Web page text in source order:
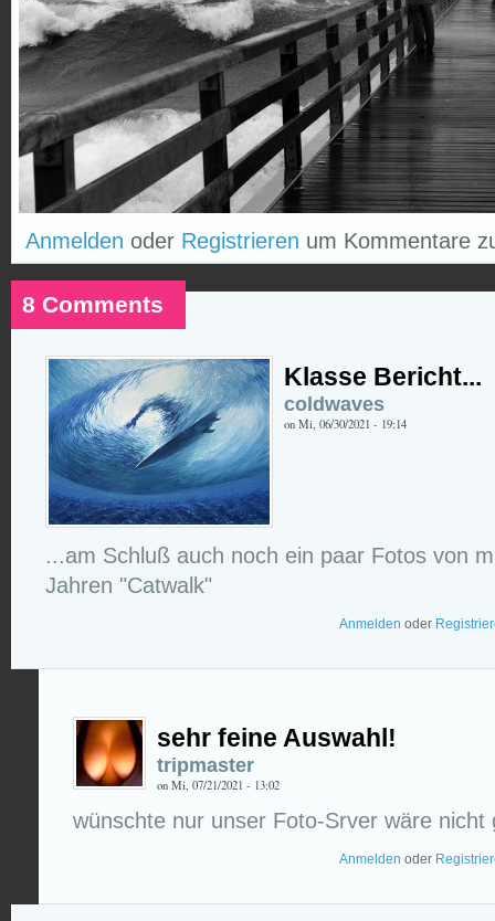
Anmelden oder Registrieren um Kommentare
8 Comments
Klasse Bericht...
coldwaves
on Mi, 06/30/2021 - 19:14
...am Schluß auch noch ein paar Fotos von
Jahren "Catwalk"
Anmelden oder
sehr feine Auswahl!
tripmaster
on Mi, 07/21/2021 - 13:02
wünschte nur unser Foto-Srver wäre
Anmelden oder